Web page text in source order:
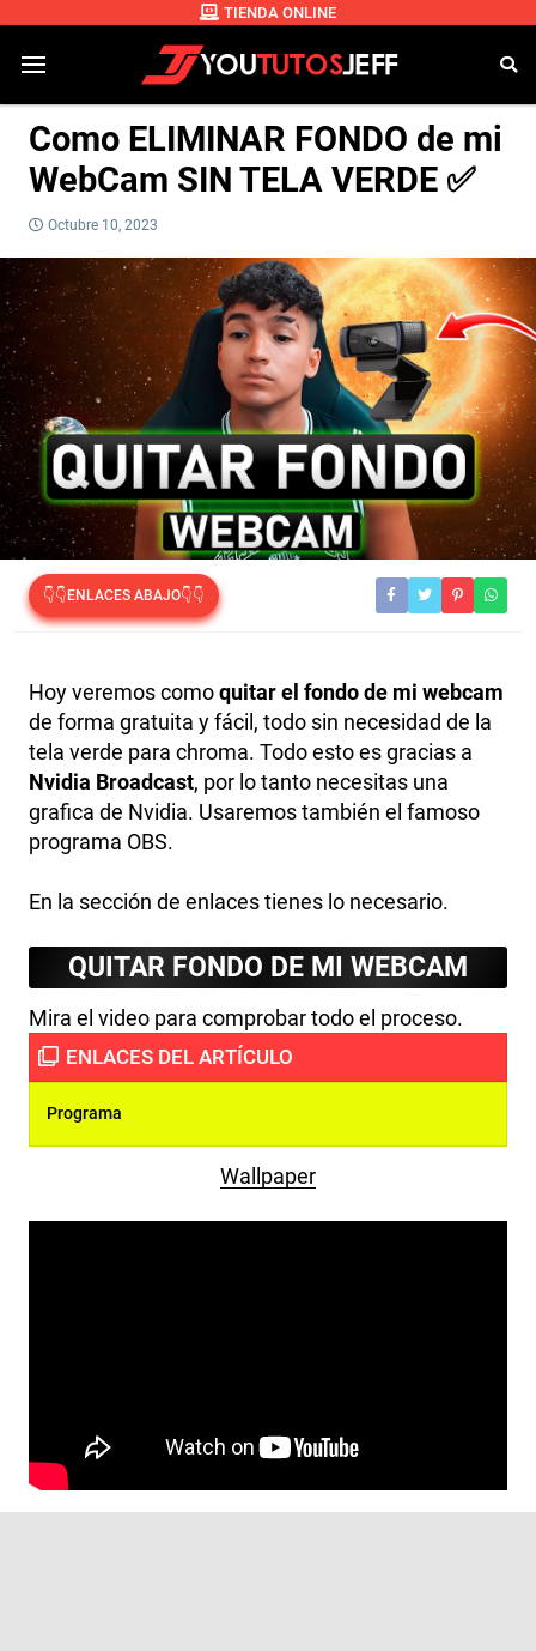
TIENDA ONLINE
Como ELIMINAR FONDO de mi
WebCam SIN TELA VERDE ✅
Octubre 10, 2023
👇👇ENLACES ABAJO👇👇
Hoy veremos comoquitar el fondo de mi webcam
de forma gratuita y fácil, todo sin necesidad de la
tela verde para chroma. Todo esto es gracias a
Nvidia Broadcast, por lo tanto necesitas una
grafica de Nvidia. Usaremos también el famoso
programa OBS.
En la sección de enlaces tienes lo necesario.
QUITAR FONDO DE MI WEBCAM
Mira el video para comprobar todo el proceso.
Programa
Wallpaper